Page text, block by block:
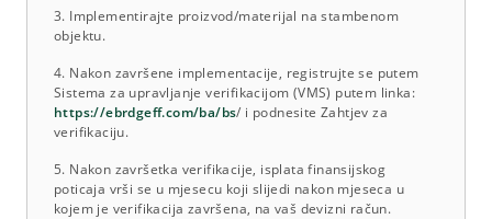
3. Implementirajte proizvod/materijal na stambenom
objektu.
4. Nakon završene implementacije, registrujte se putem
Sistema za upravljanje verifikacijom (VMS) putem linka:
https://ebrdgeff.com/ba/bs/ i podnesite Zahtjev za
verifikaciju.
5. Nakon završetka verifikacije, isplata finansijskog
poticaja vrši se u mjesecu koji slijedi nakon mjeseca u
kojem je verifikacija završena, na vaš devizni račun.